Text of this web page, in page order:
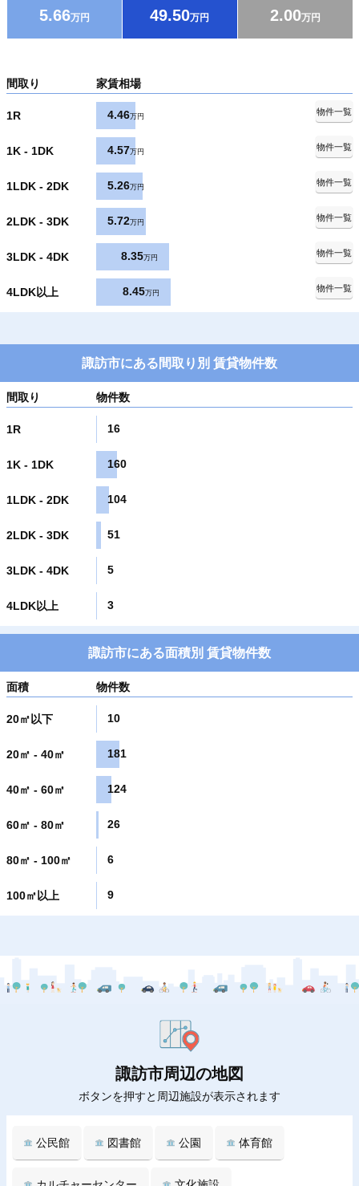
5.66万円 49.50万円 2.00万円
間取り 家賃相場
1R 4.46万円
物件一覧
1K - 1DK 4.57万円
物件一覧
1LDK - 2DK 5.26万円
物件一覧
2LDK - 3DK 5.72万円
物件一覧
3LDK - 4DK 8.35万円
物件一覧
4LDK以上 8.45万円
物件一覧
諏訪市にある間取り別 賃貸物件数
間取り 物件数
1R 16
1K - 1DK 160
1LDK - 2DK 104
2LDK - 3DK 51
3LDK - 4DK 5
4LDK以上 3
諏訪市にある面積別 賃貸物件数
面積 物件数
20㎡以下 10
20㎡ - 40㎡ 181
40㎡ - 60㎡ 124
60㎡ - 80㎡ 26
80㎡ - 100㎡ 6
100㎡以上 9
諏訪市周辺の地図
ボタンを押すと周辺施設が表示されます
公民館 図書館 公園 体育館